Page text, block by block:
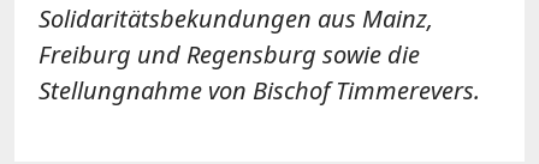
Solidaritätsbekundungen aus Mainz,
Freiburg und Regensburg sowie die
Stellungnahme von Bischof Timmerevers.